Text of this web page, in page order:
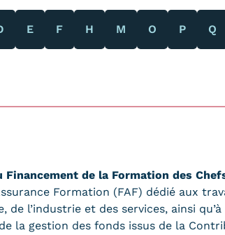
à distance
(VES)
Le Cnam
Mobilité
Infos élèves
E F H M O P Q
de la Formation des
Formation (FAF) dédié aux
de l’industrie et des services, ainsi
la gestion des fonds issus de la